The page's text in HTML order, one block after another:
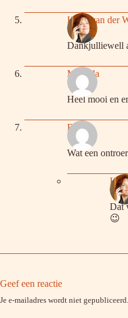
Hetty van der
Dankjulliewell
Miranda
Heel mooi en
Renny
Wat een
Dat
😉
Geef een reactie
Je e-mailadres wordt niet gepubliceerd.